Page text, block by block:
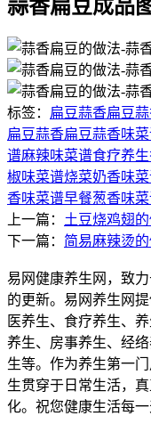
蒜香扁豆成品
标签： 扁豆蒜香扁豆
扁豆蒜香扁豆蒜香味
谱麻辣味菜谱食疗养生
椒味菜谱烧菜奶香味
香味菜谱早餐葱香味
上一篇： 土豆烧鸡翅
下一篇： 简易麻辣烫
易网健康养生网，致
的更新。易网养生网
医养生、食疗养生、
养生、房事养生、经
生等。作为养生第一
生贯穿于日常生活，
化。祝您健康生活每一